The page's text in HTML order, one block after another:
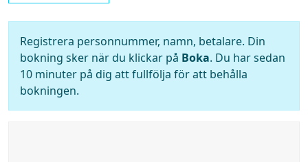
Registrera personnummer, namn, betalare. Din
bokning sker när du klickar på Boka. Du har sedan
10 minuter på dig att fullfölja för att behålla
bokningen.